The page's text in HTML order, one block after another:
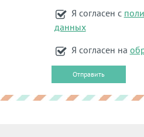
Я согласен с
данных
Я согласен на
Отправить